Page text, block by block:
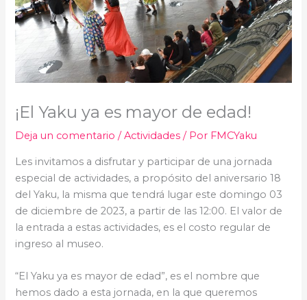
¡El Yaku ya es mayor de edad!
Deja un comentario /Actividades / Por FMCYaku
Les invitamos a disfrutar y participar de una jornada
especial de actividades, a propósito del aniversario 18
del Yaku, la misma que tendrá lugar este domingo 03
de diciembre de 2023, a partir de las 12:00. El valor de
la entrada a estas actividades, es el costo regular de
ingreso al museo.
“El Yaku ya es mayor de edad”, es el nombre que
hemos dado a esta jornada, en la que queremos